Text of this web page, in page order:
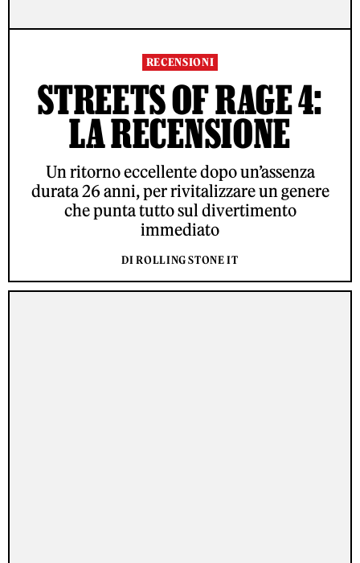
RECENSIONI
STREETS OF RAGE 4:
LA RECENSIONE
Un ritorno eccellente dopo un’assenza
durata 26 anni, per rivitalizzare un genere
che punta tutto sul divertimento
immediato
DI ROLLING STONE IT